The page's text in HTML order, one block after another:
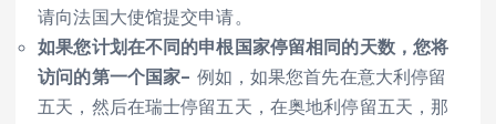
请向法国大使馆提交申请。
如果您计划在不同的申根国家停留相同的天数，您将
访问的第一个国家– 例如，如果您首先在意大利停留
五天，然后在瑞士停留五天，在奥地利停留五天，那